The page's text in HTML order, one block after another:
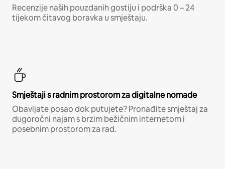
Recenzije naših pouzdanih gostiju i podrška 0 – 24
tijekom čitavog boravka u smještaju.
Smještaji s radnim prostorom za digitalne nomade
Obavljate posao dok putujete? Pronađite smještaj za
dugoročni najam s brzim bežičnim internetom i
posebnim prostorom za rad.